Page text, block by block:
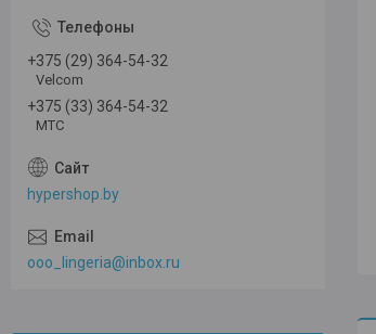
+375 (29) 364-54-32
Velcom
+375 (33) 364-54-32
МТС
hypershop.by
ooo_lingeria@inbox.ru